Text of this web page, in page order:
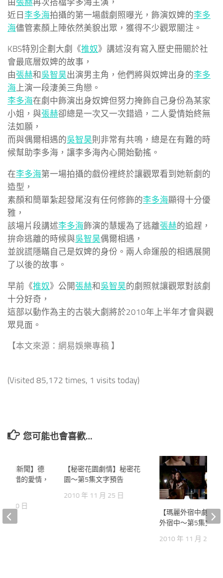
近日李多海拍攝的第一場戲劇照曝光，飾演奴婢的李多
海儘管素顏上陣依然美貌出眾，獲得不少觀眾關注。
KBS特別企劃大劇《推奴》講述沒有寫入歷史冊關於社
會最底層奴婢的故事，
由張赫和 吳智昊出演男主角，他們將與奴婢出身的李多
海上演一段淒美三角戀。
李多海在劇中飾演出身奴婢但努力掩飾自己身份為某家
小姐，與張赫卻總是一次又一次錯過，二人愛情始終無
法如願，
而與偶爾相遇的吳智昊則非常有共鳴，總是在有難的時
候幫助李多海，讓李多海內心開始動搖。
在李多海第一場拍攝的戲份裡終於讓觀眾看到她新劇的
造型，
素顏和簡單紮起發尾沒有任何修飾的李多海顯得十分優
雅，
該場片段講述李多海飾演的慧媛為了逃離張赫的追趕，
拚命逃離的時候與吳智昊偶爾相遇，
並說謊隱瞞自己是奴婢的身份。兩人命運般的相遇展開
了以後的故事。
早前《推奴》公開 張赫和吳智昊的劇照就讓觀眾對該劇
十分好奇，
這部以動作為主的古裝大劇將於2010年上半年才會與觀
眾見面。
【本文來源：網易娛樂專稿 】
(Visited 85,172 times, 1 visits today)
您可能也會喜歡…
【秘密花園劇情】秘密花
園～第5集文字預告
2010 年 11 月 25 日
【瑪麗外宿中劇情
外宿中～第5集文字
2010 年 11 月 21 日
相關新聞】德
惋惜的愛情，
月 10 日